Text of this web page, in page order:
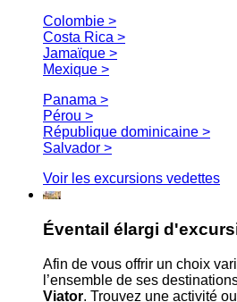
Colombie >
Costa Rica >
Jamaïque >
Mexique >
Panama >
Pérou >
République dominicaine >
Salvador >
Voir les excursions vedettes
Éventail élargi
Afin de vous offrir un choix
l’ensemble de ses
Viator. Trouvez une activité